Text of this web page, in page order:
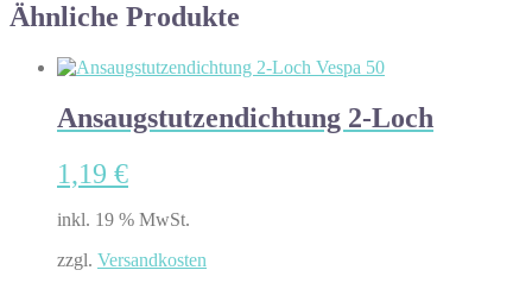
Ähnliche Produkte
Ansaugstutzendichtung 2-Loch
1,19 €
inkl. 19 % MwSt.
zzgl. Versandkosten